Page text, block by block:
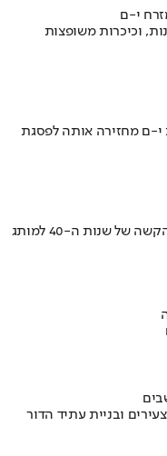
י-ם
וכיכרות משופצות
ם מחזירה אותה לפסגת
איך אסם הפכה את תקופת הצנע והמחסור הקשה של שנות ה-40 למותג
ובניית עתיד הדור